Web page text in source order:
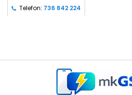
Telefon: 736 842 224